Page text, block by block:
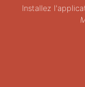
Installez